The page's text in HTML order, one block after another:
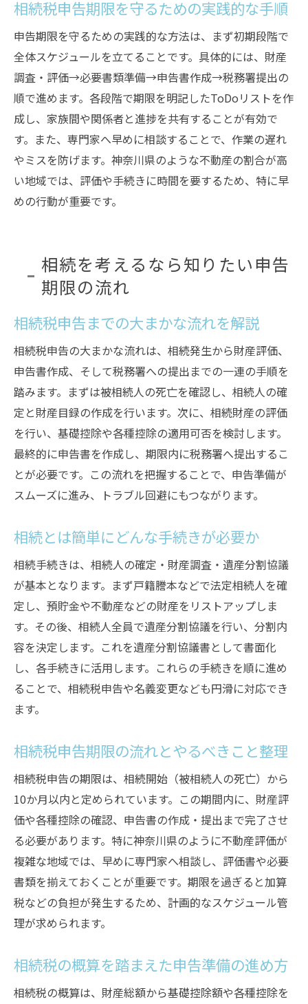
相続税申告期限を守るための実践的な手順
申告期限を守るための実践的な方法は、まず初期段階で
全体スケジュールを立てることです。具体的には、財産
調査・評価→必要書類準備→申告書作成→税務署提出の
順で進めます。各段階で期限を明記したToDoリストを作
成し、家族間や関係者と進捗を共有することが有効で
す。また、専門家へ早めに相談することで、作業の遅れ
やミスを防げます。神奈川県のような不動産の割合が高
い地域では、評価や手続きに時間を要するため、特に早
めの行動が重要です。
相続を考えるなら知りたい申告
期限の流れ
相続税申告までの大まかな流れを解説
相続税申告の大まかな流れは、相続発生から財産評価、
申告書作成、そして税務署への提出までの一連の手順を
踏みます。まずは被相続人の死亡を確認し、相続人の確
定と財産目録の作成を行います。次に、相続財産の評価
を行い、基礎控除や各種控除の適用可否を検討します。
最終的に申告書を作成し、期限内に税務署へ提出するこ
とが必要です。この流れを把握することで、申告準備が
スムーズに進み、トラブル回避にもつながります。
相続とは簡単にどんな手続きが必要か
相続手続きは、相続人の確定・財産調査・遺産分割協議
が基本となります。まず戸籍謄本などで法定相続人を確
定し、預貯金や不動産などの財産をリストアップしま
す。その後、相続人全員で遺産分割協議を行い、分割内
容を決定します。これを遺産分割協議書として書面化
し、各手続きに活用します。これらの手続きを順に進め
ることで、相続税申告や名義変更なども円滑に対応でき
ます。
相続税申告期限の流れとやるべきこと整理
相続税申告の期限は、相続開始（被相続人の死亡）から
10か月以内と定められています。この期間内に、財産評
価や各種控除の確認、申告書の作成・提出まで完了させ
る必要があります。特に神奈川県のように不動産評価が
複雑な地域では、早めに専門家へ相談し、評価書や必要
書類を揃えておくことが重要です。期限を過ぎると加算
税などの負担が発生するため、計画的なスケジュール管
理が求められます。
相続税の概算を踏まえた申告準備の進め方
相続税の概算は、財産総額から基礎控除額や各種控除を